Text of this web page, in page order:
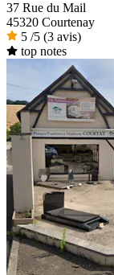
37 Rue du Mail
45320 Courtenay
5 /5 (3 avis)
top notes